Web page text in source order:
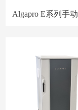
Algapro E系列手